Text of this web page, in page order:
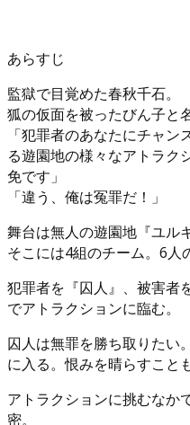
あらすじ
監獄で目覚めた春秋千石。
狐の仮面を被ったびん子と
「犯罪者のあなたにチャ
る遊園地の様々なアトラク
免です」
「違う、俺は冤罪だ！」
舞台は無人の遊園地『ユル
そこには4組のチーム。6人
犯罪者を『囚人』、被害者
でアトラクションに臨む。
囚人は無罪を勝ち取りたい
に入る。恨みを晴らすこと
アトラクションに挑むなか
密。